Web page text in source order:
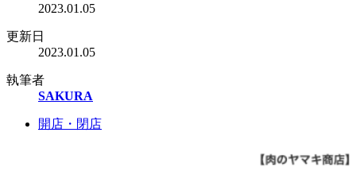
2023.01.05
更新日
2023.01.05
執筆者
SAKURA
開店・閉店